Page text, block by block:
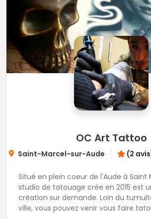
OC Art Tattoo
Saint-Marcel-sur-Aude (2
Situé en plein coeur de l'Aude à Saint
studio de tatouage crée en 2015 est
création sur demande. Loin du
ville, vous pouvez venir vous faire